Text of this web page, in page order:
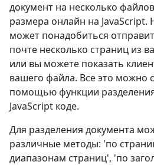
документ на несколько
размера онлайн на
может понадобиться
почте несколько страниц из
или вы можете показать
вашего файла. Все это можно
помощью функции
JavaScript коде.
Для разделения документа
различные методы: 'по
диапазонам страниц', 'по